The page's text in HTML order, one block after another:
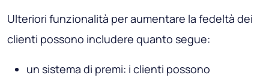
Ulteriori funzionalità per aumentare la fedeltà dei
clienti possono includere quanto segue:
un sistema di premi: i clienti possono